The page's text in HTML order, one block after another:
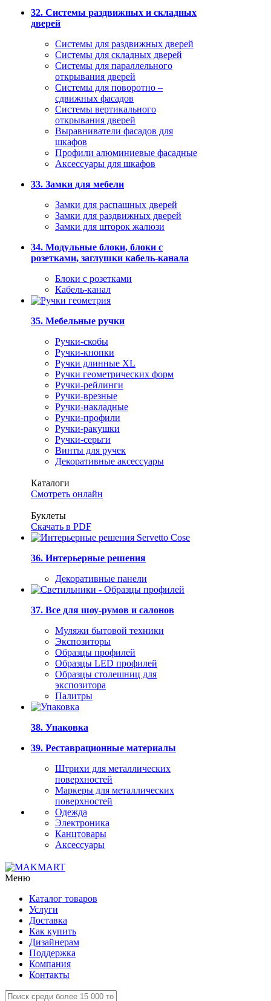
32. Системы раздвижных и складных
дверей
Системы для раздвижных дверей
Системы для складных дверей
Системы для параллельного
открывания дверей
Системы для поворотно –
сдвижных фасадов
Системы вертикального
открывания дверей
Выравниватели фасадов для
шкафов
Профили алюминиевые фасадные
Аксессуары для шкафов
33. Замки для мебели
Замки для распашных дверей
Замки для раздвижных дверей
Замки для шторок жалюзи
34. Модульные блоки, блоки с
розетками, заглушки кабель-канала
Блоки с розетками
Кабель-канал
35. Мебельные ручки
Ручки-скобы
Ручки-кнопки
Ручки длинные XL
Ручки геометрических форм
Ручки-рейлинги
Ручки-врезные
Ручки-накладные
Ручки-профили
Ручки-ракушки
Ручки-серьги
Винты для ручек
Декоративные аксессуары
Каталоги
Смотреть онлайн
Буклеты
Скачать в PDF
36. Интерьерные решения
Декоративные панели
37. Все для шоу-румов и салонов
Муляжи бытовой техники
Экспозиторы
Образцы профилей
Образцы LED профилей
Образцы столешниц для
экспозитора
Палитры
38. Упаковка
39. Реставрационные материалы
Штрихи для металлических
поверхностей
Маркеры для металлических
поверхностей
Одежда
Электроника
Канцтовары
Аксессуары
Меню
Каталог товаров
Услуги
Доставка
Как купить
Дизайнерам
Поддержка
Компания
Контакты